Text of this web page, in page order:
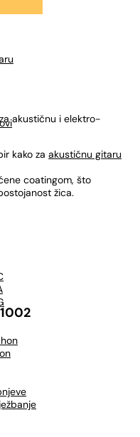
za akustičnu i elektro-
kako za akustičnu gitaru
coatingom, što
žica.